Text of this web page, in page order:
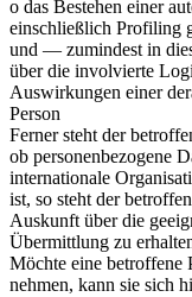
o das Bestehen einer
einschließlich Profiling
und — zumindest in
über die involvierte
Auswirkungen einer
Person
Ferner steht der
ob personenbezogene
internationale
ist, so steht der
Auskunft über die
Übermittlung zu
Möchte eine betroffene
nehmen, kann sie sich